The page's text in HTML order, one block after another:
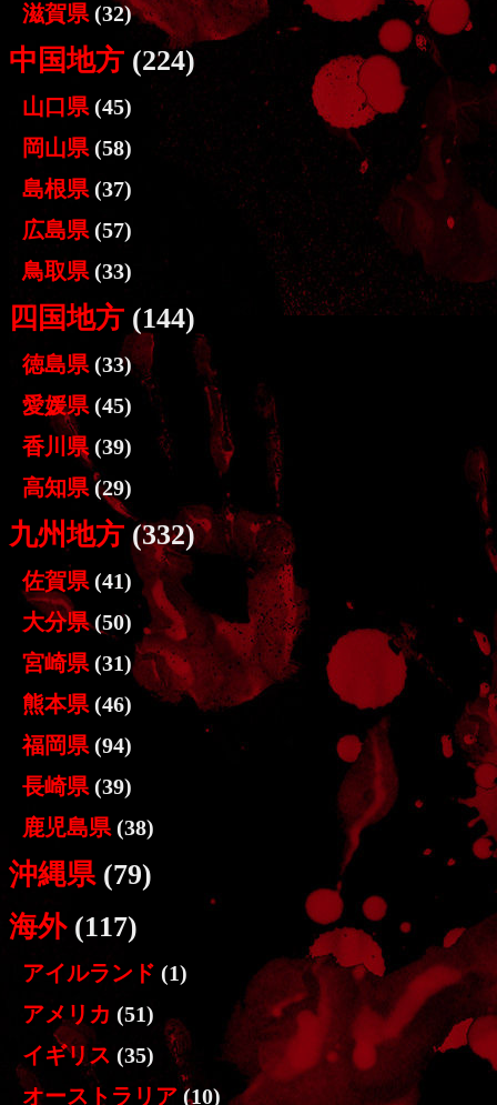
滋賀県 (32)
中国地方 (224)
山口県 (45)
岡山県 (58)
島根県 (37)
広島県 (57)
鳥取県 (33)
四国地方 (144)
徳島県 (33)
愛媛県 (45)
香川県 (39)
高知県(29)
九州地方 (332)
佐賀県 (41)
大分県(50)
宮崎県 (31)
熊本県 (46)
福岡県 (94)
長崎県 (39)
鹿児島県 (38)
沖縄県(79)
海外(117)
アイルランド (1)
アメリカ (51)
イギリス (35)
オーストラリア (10)